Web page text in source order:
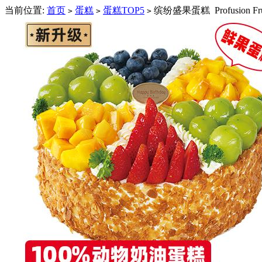
当前位置: 首页 > 蛋糕 > 蛋糕TOP5 > 缤纷盛果蛋糕 Profusion